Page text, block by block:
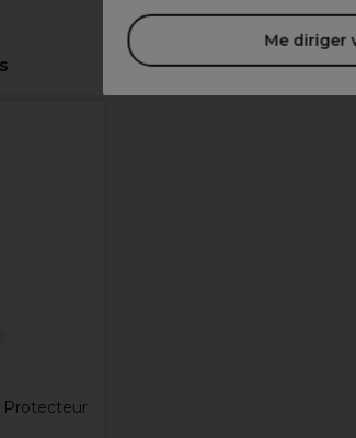
Me diriger
Protecteur